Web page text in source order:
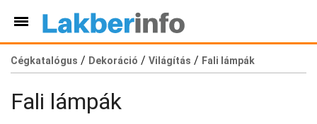
Cégkatalógus / Dekoráció / Világítás / Fali lámpák
Fali lámpák